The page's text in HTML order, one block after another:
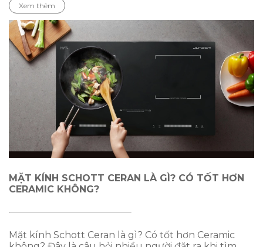
Xem thêm
MẶT KÍNH SCHOTT CERAN LÀ GÌ? CÓ TỐT HƠN
CERAMIC KHÔNG?
Mặt kính Schott Ceran là gì? Có tốt hơn Ceramic